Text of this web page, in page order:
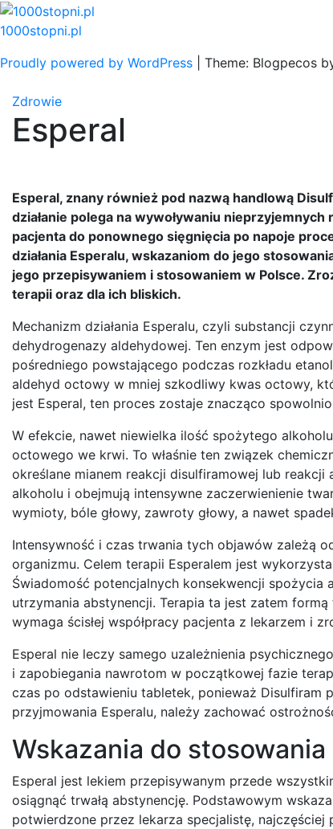
Skip
to
1000stopni.pl
Proudly powered by WordPress
Theme: Blogpecos
Zdrowie
Esperal
Esperal, znany również pod nazwą handlową
działanie polega na wywoływaniu
pacjenta do ponownego sięgnięcia po napoje
działania Esperalu, wskazaniom do jego
jego przepisywaniem i stosowaniem w Polsce.
terapii oraz dla ich bliskich.
Mechanizm działania Esperalu, czyli substancji
dehydrogenazy aldehydowej. Ten enzym jest
pośredniego powstającego podczas rozkładu
aldehyd octowy w mniej szkodliwy kwas octowy,
jest Esperal, ten proces zostaje znacząco
W efekcie, nawet niewielka ilość spożytego
octowego we krwi. To właśnie ten związek
określane mianem reakcji disulfiramowej lub
alkoholu i obejmują intensywne zaczerwienienie
wymioty, bóle głowy, zawroty głowy, a nawet
Intensywność i czas trwania tych objawów zależą
organizmu. Celem terapii Esperalem jest
Świadomość potencjalnych konsekwencji
utrzymania abstynencji. Terapia ta jest zatem
wymaga ścisłej współpracy pacjenta z lekarzem i
Esperal nie leczy samego uzależnienia
i zapobiegania nawrotom w początkowej fazie
czas po odstawieniu tabletek, ponieważ Disulfiram
przyjmowania Esperalu, należy zachować
Wskazania do
Esperal jest lekiem przepisywanym przede
osiągnąć trwałą abstynencję. Podstawowym
potwierdzone przez lekarza specjalistę, najczęściej